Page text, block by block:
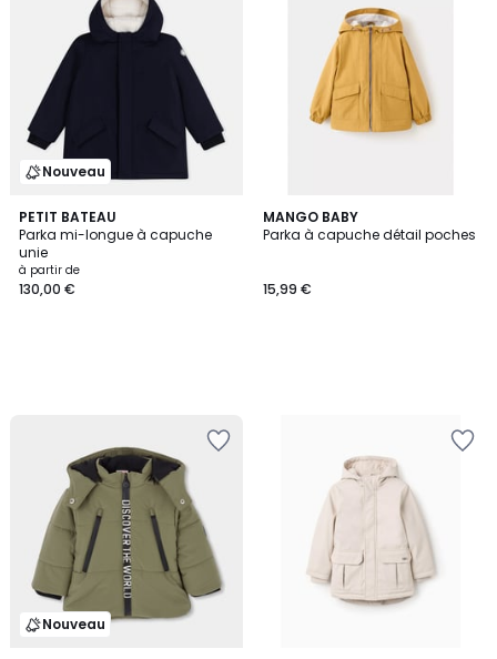
Nouveau
PETIT BATEAU
Parka mi-longue à capuche
unie
à partir de
130,00 €
MANGO BABY
Parka à capuche détail poches
15,99 €
Nouveau